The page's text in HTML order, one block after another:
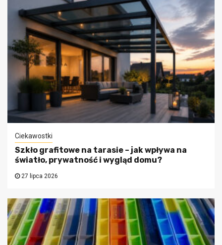
Ciekawostki
Szkło grafitowe na tarasie – jak wpływa na
światło, prywatność i wygląd domu?
27 lipca 2026